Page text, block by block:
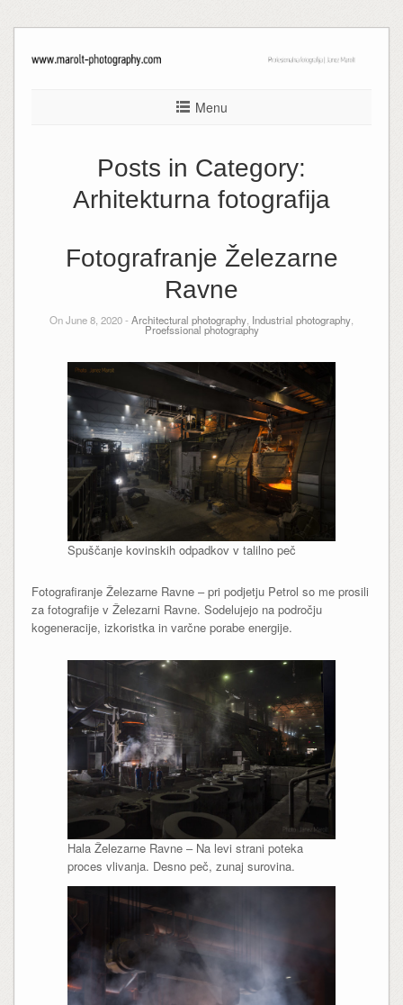
Menu
Posts in Category:
Arhitekturna fotografija
Fotografranje Železarne
Ravne
On June 8, 2020 - Architectural photography Industrial photography
Proefssional photography
Spuščanje kovinskih odpadkov v talilno peč
Fotografiranje Železarne Ravne – pri podjetju Petrol so me prosili
za fotografije v Železarni Ravne. Sodelujejo na področju
kogeneracije, izkoristka in varčne porabe energije.
Hala Železarne Ravne – Na levi strani poteka
proces vlivanja. Desno peč, zunaj surovina.